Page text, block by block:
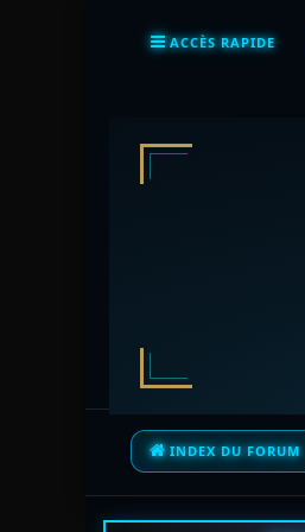
ACCÈS RAPIDE
INDEX DU FORUM